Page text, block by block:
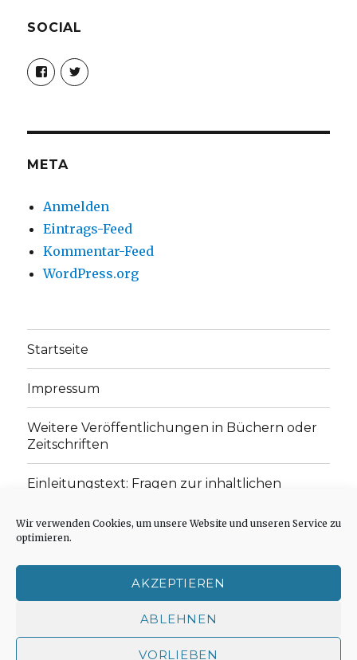
Wir verwenden Cookies, um unsere Website und unseren Service zu
optimieren.
AKZEPTIEREN
ABLEHNEN
VORLIEBEN
SOCIAL
Profil
von
christoph.fleischer1
anzeigen
Profil
von
anzeigen
META
Anmelden
Eintrags-Feed
Kommentar-Feed
WordPress.org
Startseite
Impressum
Weitere Veröffentlichungen in Büchern oder
Zeitschriften
Einleitungstext: Fragen zur inhaltlichen
„schwachen Glaubens“
Cookie-Richtlinie (EU)